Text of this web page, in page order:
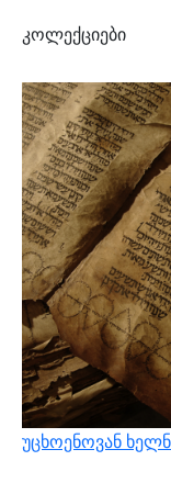
კოლექციები
უცხოენოვან